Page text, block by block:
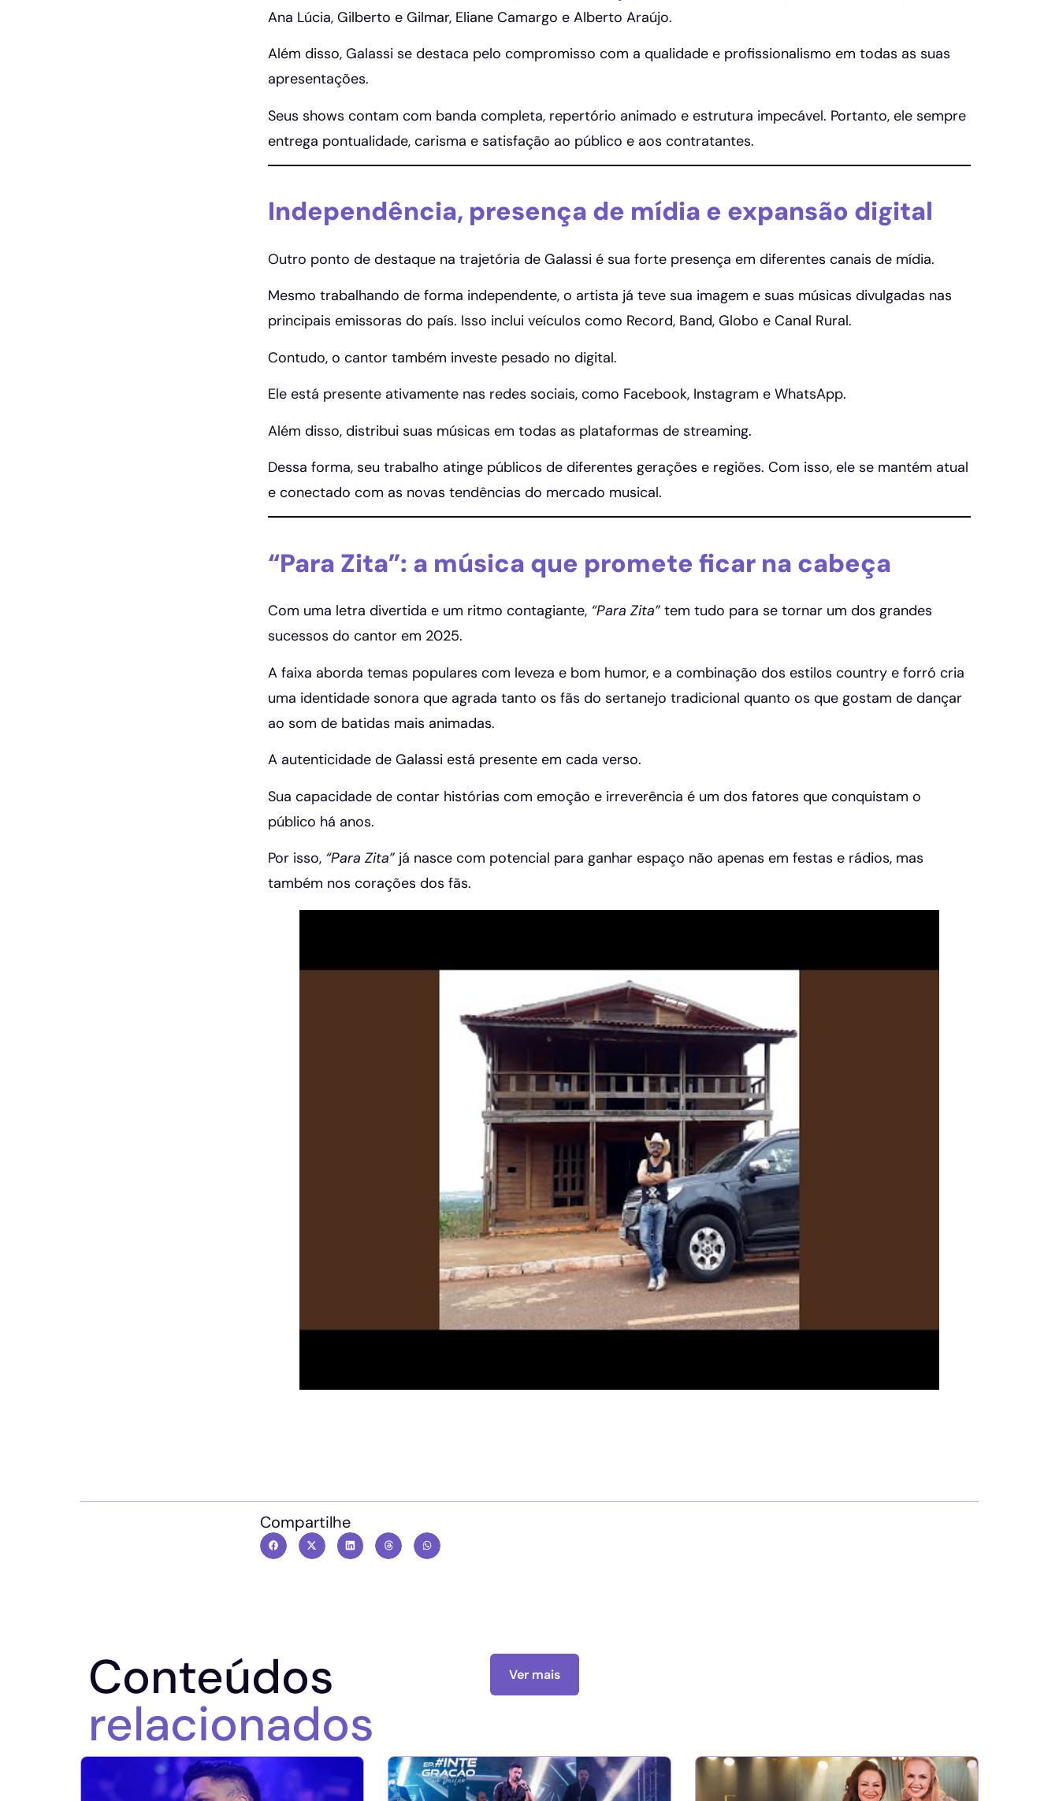
Ana Lúcia, Gilberto e Gilmar, Eliane Camargo e Alberto Araújo.
Além disso, Galassi se destaca pelo compromisso com a qualidade e profissionalismo em todas as suas
apresentações.
Seus shows contam com banda completa, repertório animado e estrutura impecável. Portanto, ele sempre
entrega pontualidade, carisma e satisfação ao público e aos contratantes.
Independência, presença de mídia e expansão digital
Outro ponto de destaque na trajetória de Galassi é sua forte presença em diferentes canais de mídia.
Mesmo trabalhando de forma independente, o artista já teve sua imagem e suas músicas divulgadas nas
principais emissoras do país. Isso inclui veículos como Record, Band, Globo e Canal Rural.
Contudo, o cantor também investe pesado no digital.
Ele está presente ativamente nas redes sociais, como Facebook, Instagram e WhatsApp.
Além disso, distribui suas músicas em todas as plataformas de streaming.
Dessa forma, seu trabalho atinge públicos de diferentes gerações e regiões. Com isso, ele se mantém atual
e conectado com as novas tendências do mercado musical.
“Para Zita”: a música que promete ficar na cabeça
Com uma letra divertida e um ritmo contagiante, “Para Zita”tem tudo para se tornar um dos grandes
sucessos do cantor em 2025.
A faixa aborda temas populares com leveza e bom humor, e a combinação dos estilos country e forró cria
uma identidade sonora que agrada tanto os fãs do sertanejo tradicional quanto os que gostam de dançar
ao som de batidas mais animadas.
A autenticidade de Galassi está presente em cada verso.
Sua capacidade de contar histórias com emoção e irreverência é um dos fatores que conquistam o
público há anos.
Por isso, “Para Zita”já nasce com potencial para ganhar espaço não apenas em festas e rádios, mas
também nos corações dos fãs.
Compartilhe
Conteúdos
relacionados
Ver mais